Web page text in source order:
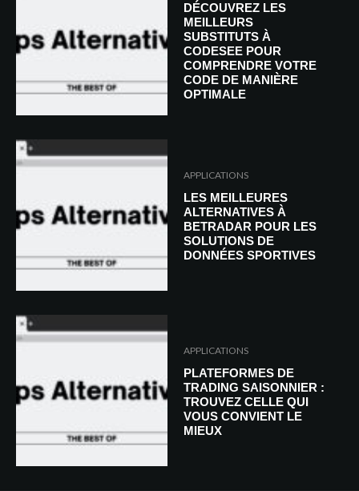
DÉCOUVREZ LES
MEILLEURS
SUBSTITUTS À
CODESEE POUR
COMPRENDRE VOTRE
CODE DE MANIÈRE
OPTIMALE
APPLICATIONS
LES MEILLEURES
ALTERNATIVES À
BETRADAR POUR LES
SOLUTIONS DE
DONNÉES SPORTIVES
APPLICATIONS
PLATEFORMES DE
TRADING SAISONNIER :
TROUVEZ CELLE QUI
VOUS CONVIENT LE
MIEUX